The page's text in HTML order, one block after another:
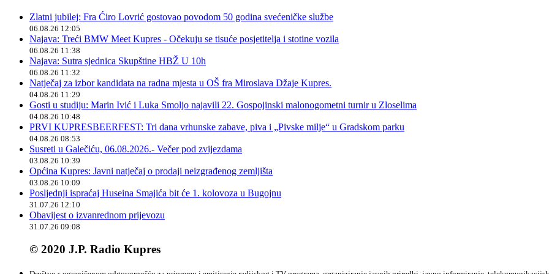
Zlatni jubilej: Fra Ćiro Lovrić gostovao povodom 50 godina svećeničke službe
06.08.26 12:05
Najava: Treći BMW Meet Kupres - Očekuju se tisuće posjetitelja i stotine vozila
06.08.26 11:38
Najava: Sutra sjednica Skupštine HBŽ U 10h
06.08.26 11:32
Natječaj za izbor kandidata na radna mjesta u OŠ fra Miroslava Džaje Kupres.
04.08.26 11:29
Gosti u studiju: Marin Ivić i Luka Smoljo najavili 22. Gospojinski malonogometni turnir u Zloselima
04.08.26 10:48
PRVI KUPRESBEERFEST: Tri dana vrhunske zabave, piva i „Pivske milje“ u Gradskom parku
04.08.26 08:53
Susreti u Galečiću, 06.08.2026.- Večer pod zvijezdama
03.08.26 10:39
Općina Kupres: Javni natječaj o prodaji neizgrađenog zemljišta
03.08.26 10:09
Posljednji ispraćaj Huseina Smajića bit će 1. kolovoza u Bugojnu
31.07.26 12:10
Obavijest o izvanrednom prijevozu
31.07.26 09:08
© 2020 J.P. Radio Kupres